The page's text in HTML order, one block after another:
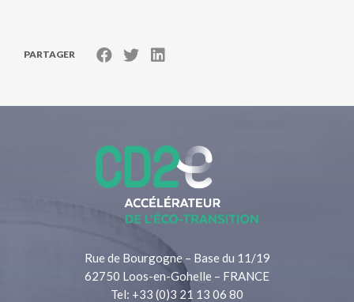
PARTAGER
Rue de Bourgogne – Base du 11/19
62750 Loos-en-Gohelle – FRANCE
Tel: +33 (0)3 21 13 06 80